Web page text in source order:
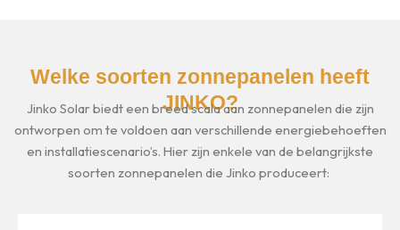
Welke soorten zonnepanelen heeft
JINKO?
Jinko Solar biedt een breed scala aan zonnepanelen die zijn
ontworpen om te voldoen aan verschillende energiebehoeften
en installatiescenario’s. Hier zijn enkele van de belangrijkste
soorten zonnepanelen die Jinko produceert: